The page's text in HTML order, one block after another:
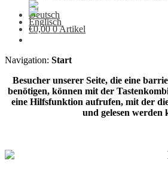
€0,00 0 Artikel
Navigation: Start
Besucher unserer Seite, die eine
benötigen, können mit der
eine Hilfsfunktion aufrufen, mit der
und gelesen werden